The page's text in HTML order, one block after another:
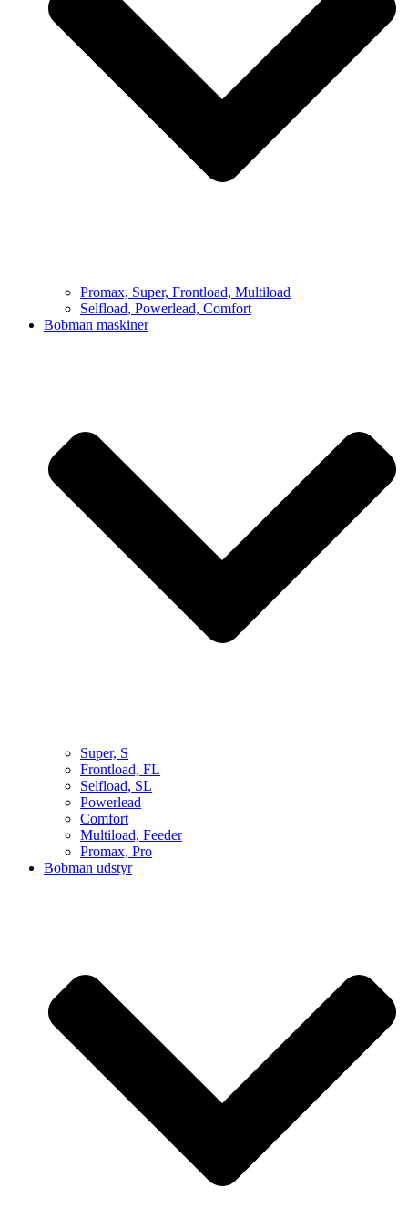
Promax, Super, Frontload, Multiload
Selfload, Powerlead, Comfort
Bobman maskiner
Super, S
Frontload, FL
Selfload, SL
Powerlead
Comfort
Multiload, Feeder
Promax, Pro
Bobman udstyr